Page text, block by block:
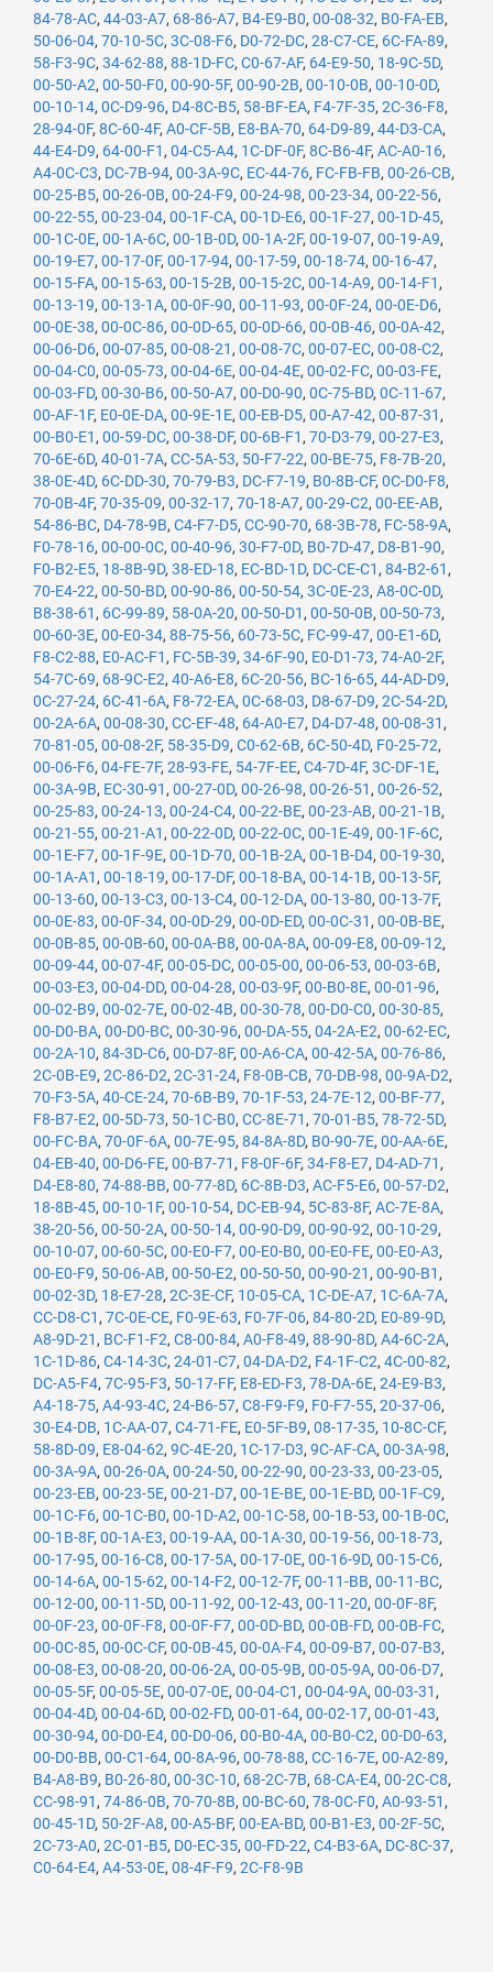
84-78-AC, 44-03-A7, 68-86-A7, B4-E9-B0, 00-08-32, B0-FA-EB,
50-06-04, 70-10-5C, 3C-08-F6, D0-72-DC, 28-C7-CE, 6C-FA-89,
58-F3-9C, 34-62-88, 88-1D-FC, C0-67-AF, 64-E9-50, 18-9C-5D,
00-50-A2, 00-50-F0, 00-90-5F, 00-90-2B, 00-10-0B, 00-10-0D,
00-10-14, 0C-D9-96, D4-8C-B5, 58-BF-EA, F4-7F-35, 2C-36-F8,
28-94-0F, 8C-60-4F, A0-CF-5B, E8-BA-70, 64-D9-89, 44-D3-CA,
44-E4-D9, 64-00-F1 , 04-C5-A4, 1C-DF-0F, 8C-B6-4F, AC-A0-16,
A4-0C-C3, DC-7B-94, 00-3A-9C, EC-44-76, FC-FB-FB, 00-26-CB,
00-25-B5, 00-26-0B, 00-24-F9, 00-24-98, 00-23-34, 00-22-56,
00-22-55, 00-23-04, 00-1F-CA, 00-1D-E6, 00-1F-27, 00-1D-45,
00-1C-0E, 00-1A-6C, 00-1B-0D, 00-1A-2F, 00-19-07, 00-19-A9,
00-19-E7, 00-17-0F, 00-17-94, 00-17-59, 00-18-74, 00-16-47,
00-15-FA, 00-15-63, 00-15-2B, 00-15-2C, 00-14-A9, 00-14-F1 ,
00-13-19, 00-13-1A, 00-0F-90, 00-11-93, 00-0F-24, 00-0E-D6,
00-0E-38, 00-0C-86, 00-0D-65, 00-0D-66, 00-0B-46, 00-0A-42,
00-06-D6, 00-07-85, 00-08-21 , 00-08-7C, 00-07-EC, 00-08-C2,
00-04-C0, 00-05-73, 00-04-6E, 00-04-4E, 00-02-FC, 00-03-FE,
00-03-FD, 00-30-B6, 00-50-A7, 00-D0-90, 0C-75-BD, 0C-11-67,
00-AF-1F, E0-0E-DA, 00-9E-1E, 00-EB-D5, 00-A7-42, 00-87-31 ,
00-B0-E1 , 00-59-DC, 00-38-DF, 00-6B-F1 , 70-D3-79, 00-27-E3,
70-6E-6D, 40-01-7A, CC-5A-53, 50-F7-22, 00-BE-75, F8-7B-20,
38-0E-4D, 6C-DD-30, 70-79-B3, DC-F7-19, B0-8B-CF, 0C-D0-F8,
70-0B-4F, 70-35-09, 00-32-17, 70-18-A7, 00-29-C2, 00-EE-AB,
54-86-BC, D4-78-9B, C4-F7-D5, CC-90-70, 68-3B-78, FC-58-9A,
F0-78-16, 00-00-0C, 00-40-96, 30-F7-0D, B0-7D-47, D8-B1-90,
F0-B2-E5, 18-8B-9D, 38-ED-18, EC-BD-1D, DC-CE-C1 , 84-B2-61 ,
70-E4-22, 00-50-BD, 00-90-86, 00-50-54, 3C-0E-23, A8-0C-0D,
B8-38-61 , 6C-99-89, 58-0A-20, 00-50-D1 , 00-50-0B, 00-50-73,
00-60-3E, 00-E0-34, 88-75-56, 60-73-5C, FC-99-47, 00-E1-6D,
F8-C2-88, E0-AC-F1 , FC-5B-39, 34-6F-90, E0-D1-73, 74-A0-2F,
54-7C-69, 68-9C-E2, 40-A6-E8, 6C-20-56, BC-16-65, 44-AD-D9,
0C-27-24, 6C-41-6A, F8-72-EA, 0C-68-03, D8-67-D9, 2C-54-2D,
00-2A-6A, 00-08-30, CC-EF-48, 64-A0-E7, D4-D7-48, 00-08-31 ,
70-81-05, 00-08-2F, 58-35-D9, C0-62-6B, 6C-50-4D, F0-25-72,
00-06-F6, 04-FE-7F, 28-93-FE, 54-7F-EE, C4-7D-4F, 3C-DF-1E,
00-3A-9B, EC-30-91 , 00-27-0D, 00-26-98, 00-26-51 , 00-26-52,
00-25-83, 00-24-13, 00-24-C4, 00-22-BE, 00-23-AB, 00-21-1B,
00-21-55, 00-21-A1 , 00-22-0D, 00-22-0C, 00-1E-49, 00-1F-6C,
00-1E-F7, 00-1F-9E, 00-1D-70, 00-1B-2A, 00-1B-D4, 00-19-30,
00-1A-A1 , 00-18-19, 00-17-DF, 00-18-BA, 00-14-1B, 00-13-5F,
00-13-60, 00-13-C3, 00-13-C4, 00-12-DA, 00-13-80, 00-13-7F,
00-0E-83, 00-0F-34, 00-0D-29, 00-0D-ED, 00-0C-31 , 00-0B-BE,
00-0B-85, 00-0B-60, 00-0A-B8, 00-0A-8A, 00-09-E8, 00-09-12,
00-09-44, 00-07-4F, 00-05-DC, 00-05-00, 00-06-53, 00-03-6B,
00-03-E3, 00-04-DD, 00-04-28, 00-03-9F, 00-B0-8E, 00-01-96,
00-02-B9, 00-02-7E, 00-02-4B, 00-30-78, 00-D0-C0, 00-30-85,
00-D0-BA, 00-D0-BC, 00-30-96, 00-DA-55, 04-2A-E2, 00-62-EC,
00-2A-10, 84-3D-C6, 00-D7-8F, 00-A6-CA, 00-42-5A, 00-76-86,
2C-0B-E9, 2C-86-D2, 2C-31-24, F8-0B-CB, 70-DB-98, 00-9A-D2,
70-F3-5A, 40-CE-24, 70-6B-B9, 70-1F-53, 24-7E-12, 00-BF-77,
F8-B7-E2, 00-5D-73, 50-1C-B0, CC-8E-71 , 70-01-B5, 78-72-5D,
00-FC-BA, 70-0F-6A, 00-7E-95, 84-8A-8D, B0-90-7E, 00-AA-6E,
04-EB-40, 00-D6-FE, 00-B7-71 , F8-0F-6F, 34-F8-E7, D4-AD-71 ,
D4-E8-80, 74-88-BB, 00-77-8D, 6C-8B-D3, AC-F5-E6, 00-57-D2,
18-8B-45, 00-10-1F, 00-10-54, DC-EB-94, 5C-83-8F, AC-7E-8A,
38-20-56, 00-50-2A, 00-50-14, 00-90-D9, 00-90-92, 00-10-29,
00-10-07, 00-60-5C, 00-E0-F7, 00-E0-B0, 00-E0-FE, 00-E0-A3,
00-E0-F9, 50-06-AB, 00-50-E2, 00-50-50, 00-90-21 , 00-90-B1 ,
00-02-3D, 18-E7-28, 2C-3E-CF, 10-05-CA, 1C-DE-A7, 1C-6A-7A,
CC-D8-C1 , 7C-0E-CE, F0-9E-63, F0-7F-06, 84-80-2D, E0-89-9D,
A8-9D-21 , BC-F1-F2, C8-00-84, A0-F8-49, 88-90-8D, A4-6C-2A,
1C-1D-86, C4-14-3C, 24-01-C7, 04-DA-D2, F4-1F-C2, 4C-00-82,
DC-A5-F4, 7C-95-F3, 50-17-FF, E8-ED-F3, 78-DA-6E, 24-E9-B3,
A4-18-75, A4-93-4C, 24-B6-57, C8-F9-F9, F0-F7-55, 20-37-06,
30-E4-DB, 1C-AA-07, C4-71-FE, E0-5F-B9, 08-17-35, 10-8C-CF,
58-8D-09, E8-04-62, 9C-4E-20, 1C-17-D3, 9C-AF-CA, 00-3A-98,
00-3A-9A, 00-26-0A, 00-24-50, 00-22-90, 00-23-33, 00-23-05,
00-23-EB, 00-23-5E, 00-21-D7, 00-1E-BE, 00-1E-BD, 00-1F-C9,
00-1C-F6, 00-1C-B0, 00-1D-A2, 00-1C-58, 00-1B-53, 00-1B-0C,
00-1B-8F, 00-1A-E3, 00-19-AA, 00-1A-30, 00-19-56, 00-18-73,
00-17-95, 00-16-C8, 00-17-5A, 00-17-0E, 00-16-9D, 00-15-C6,
00-14-6A, 00-15-62, 00-14-F2, 00-12-7F, 00-11-BB, 00-11-BC,
00-12-00, 00-11-5D, 00-11-92, 00-12-43, 00-11-20, 00-0F-8F,
00-0F-23, 00-0F-F8, 00-0F-F7, 00-0D-BD, 00-0B-FD, 00-0B-FC,
00-0C-85, 00-0C-CF, 00-0B-45, 00-0A-F4, 00-09-B7, 00-07-B3,
00-08-E3, 00-08-20, 00-06-2A, 00-05-9B, 00-05-9A, 00-06-D7,
00-05-5F, 00-05-5E, 00-07-0E, 00-04-C1 , 00-04-9A, 00-03-31 ,
00-04-4D, 00-04-6D, 00-02-FD, 00-01-64, 00-02-17, 00-01-43,
00-30-94, 00-D0-E4, 00-D0-06, 00-B0-4A, 00-B0-C2, 00-D0-63,
00-D0-BB, 00-C1-64, 00-8A-96, 00-78-88, CC-16-7E, 00-A2-89,
B4-A8-B9, B0-26-80, 00-3C-10, 68-2C-7B, 68-CA-E4, 00-2C-C8,
CC-98-91 , 74-86-0B, 70-70-8B, 00-BC-60, 78-0C-F0, A0-93-51 ,
00-45-1D, 50-2F-A8, 00-A5-BF, 00-EA-BD, 00-B1-E3, 00-2F-5C,
2C-73-A0, 2C-01-B5, D0-EC-35, 00-FD-22, C4-B3-6A, DC-8C-37,
C0-64-E4, A4-53-0E, 08-4F-F9, 2C-F8-9B